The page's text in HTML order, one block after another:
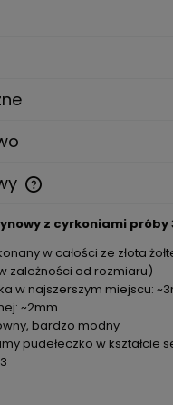
Cena nie zawiera
kosztów płatności
z cyrkoniami próby
w całości ze złota
zależności od rozmiaru)
w najszerszym miejscu:
~2mm
bardzo modny
pudełeczko w kształcie